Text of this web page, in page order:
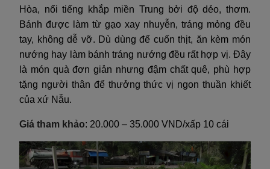
Hòa, nổi tiếng khắp miền Trung bởi độ dẻo, thơm.
Bánh được làm từ gạo xay nhuyễn, tráng mỏng đều
tay, không dễ vỡ. Dù dùng để cuốn thịt, ăn kèm món
nướng hay làm bánh tráng nướng đều rất hợp vị. Đây
là món quà đơn giản nhưng đậm chất quê, phù hợp
tặng người thân để thưởng thức vị ngon thuần khiết
của xứ Nẫu.
Giá tham khảo: 20.000 – 35.000 VND/xấp 10 cái